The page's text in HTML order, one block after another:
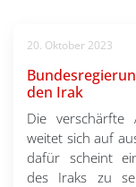
20. Oktober 2023
den Irak
Die verschärfte
weitet sich auf
dafür scheint
des Iraks zu